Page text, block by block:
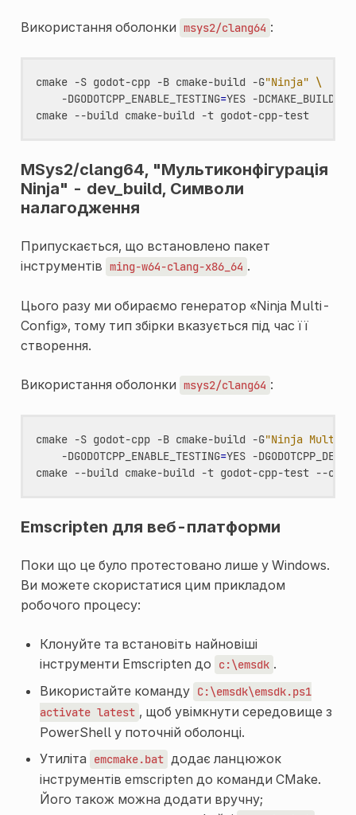
Використання оболонки msys2/clang64 :
cmake -S godot-cpp -B cmake-build -G"Ninja" \
-DGODOTCPP_ENABLE_TESTING=YES -
cmake --build cmake-build -t godot-cpp-test
MSys2/clang64, "Мультиконфігурація
Ninja" - dev_build, Символи
налагодження
Припускається, що встановлено пакет
інструментів ming-w64-clang-x86_64 .
Цього разу ми обираємо генератор «Ninja Multi-
Config», тому тип збірки вказується під час її
створення.
Використання оболонки msys2/clang64 :
cmake -S godot-cpp -B cmake-build -G"Ninja Multi-
-DGODOTCPP_ENABLE_TESTING=YES -
cmake --build cmake-build -t godot-cpp-test --
Emscripten для веб-платформи
Поки що це було протестовано лише у Windows.
Ви можете скористатися цим прикладом
робочого процесу:
Клонуйте та встановіть найновіші
інструменти Emscripten до
c:\emsdk .
Використайте команду C:\emsdk\emsdk.ps1
activate latest , щоб увімкнути середовище з
PowerShell у поточній оболонці.
Утиліта
emcmake.bat додає ланцюжок
інструментів emscripten до команди CMake.
Його також можна додати вручну;